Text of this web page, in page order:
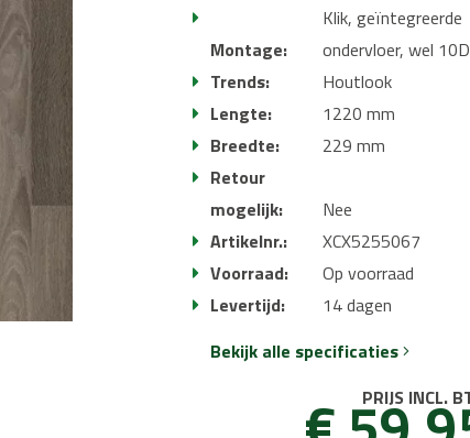
Montage:
Klik, geïntegreerde
ondervloer, wel
Trends:
Houtlook
Lengte:
1220 mm
Breedte:
229 mm
Retour
mogelijk:
Nee
Artikelnr.:
XCX5255067
Voorraad:
Op voorraad
Levertijd:
14 dagen
Bekijk alle specificaties
PRIJS INCL.